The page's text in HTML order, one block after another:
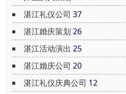
湛江礼仪公司 37
湛江婚庆策划 26
湛江活动演出 25
湛江婚庆公司 20
湛江礼仪庆典公司 12